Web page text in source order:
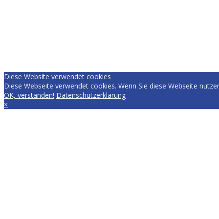
Diese Website verwendet cookies
Diese Webseite verwendet cookies. Wenn Sie diese Webseite
OK, verstanden! Datenschutzerklärung
×